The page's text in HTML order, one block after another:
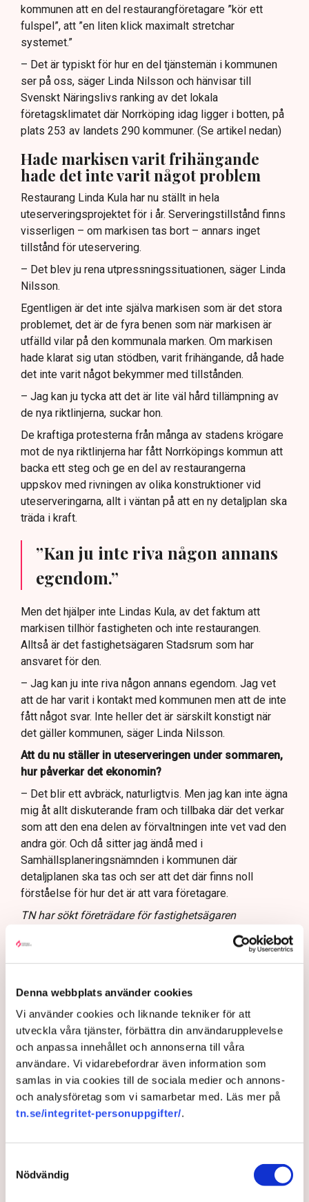
Denna webbplats använder cookies
Vi använder cookies och liknande tekniker för att
utveckla våra tjänster, förbättra din användarupplevelse
och anpassa innehållet och annonserna till våra
användare. Vi vidarebefordrar även information som
samlas in via cookies till de sociala medier och annons-
och analysföretag som vi samarbetar med. Läs mer på
tn.se/integritet-personuppgifter/.
Nödvändig
kommunen att en del restaurangföretagare ”kör ett
fulspel”, att ”en liten klick maximalt stretchar
systemet.”
– Det är typiskt för hur en del tjänstemän i kommunen
ser på oss, säger Linda Nilsson och hänvisar till
Svenskt Näringslivs ranking av det lokala
företagsklimatet där Norrköping idag ligger i botten, på
plats 253 av landets 290 kommuner. (Se artikel nedan)
Hade markisen varit frihängande
hade det inte varit något problem
Restaurang Linda Kula har nu ställt in hela
uteserveringsprojektet för i år. Serveringstillstånd finns
visserligen – om markisen tas bort – annars inget
tillstånd för uteservering.
– Det blev ju rena utpressningssituationen, säger Linda
Nilsson.
Egentligen är det inte själva markisen som är det stora
problemet, det är de fyra benen som när markisen är
utfälld vilar på den kommunala marken. Om markisen
hade klarat sig utan stödben, varit frihängande, då hade
det inte varit något bekymmer med tillstånden.
– Jag kan ju tycka att det är lite väl hård tillämpning av
de nya riktlinjerna, suckar hon.
De kraftiga protesterna från många av stadens krögare
mot de nya riktlinjerna har fått Norrköpings kommun att
backa ett steg och ge en del av restaurangerna
uppskov med rivningen av olika konstruktioner vid
uteserveringarna, allt i väntan på att en ny detaljplan ska
träda i kraft.
”Kan ju inte riva någon annans
egendom.”
Men det hjälper inte Lindas Kula, av det faktum att
markisen tillhör fastigheten och inte restaurangen.
Alltså är det fastighetsägaren Stadsrum som har
ansvaret för den.
– Jag kan ju inte riva någon annans egendom. Jag vet
att de har varit i kontakt med kommunen men att de inte
fått något svar. Inte heller det är särskilt konstigt när
det gäller kommunen, säger Linda Nilsson.
Att du nu ställer in uteserveringen under sommaren,
hur påverkar det ekonomin?
– Det blir ett avbräck, naturligtvis. Men jag kan inte ägna
mig åt allt diskuterande fram och tillbaka där det verkar
som att den ena delen av förvaltningen inte vet vad den
andra gör. Och då sitter jag ändå med i
Samhällsplaneringsnämnden i kommunen där
detaljplanen ska tas och ser att det där finns noll
förståelse för hur det är att vara företagare.
TN har sökt företrädare för fastighetsägaren
Ett företagsklimat i nedförsbacke
Det stupar neråt. Företagens syn på
företagsklimatet har placerat Norrköping långt ner i
Svenskt Näringslivs ranking över företagsklimatet.
Nu vill kommunen vända nedgången. ”Vi måste
ändra kulturen som råder”, säger kommunalrådet
Tomas Tekmen.
På kartan över det lokala företagsklimatet i Sverige
lyser det fortsatt ilsket rött för Norrköping.
253 av landets 290 kommuner.
– När vi låg på plats 108 tyckte vi att det var dåligt,